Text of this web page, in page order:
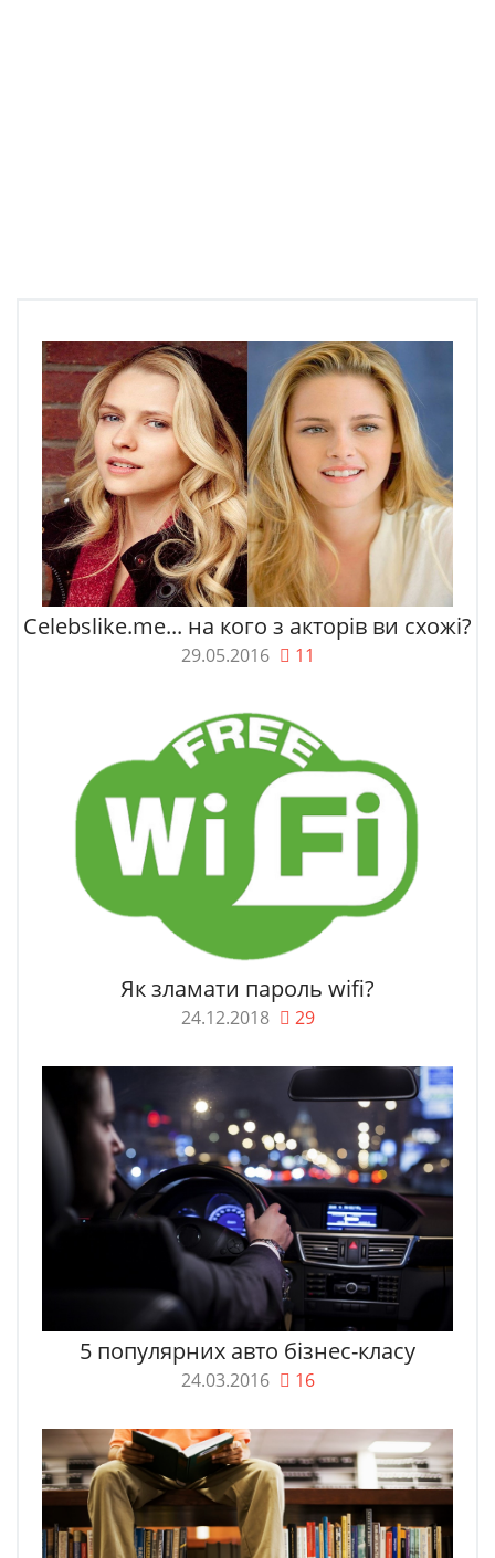
Celebslike.me... на кого з акторів ви схожі?
29.05.2016 11
Як зламати пароль wifi?
24.12.2018 29
5 популярних авто бізнес-класу
24.03.2016 16